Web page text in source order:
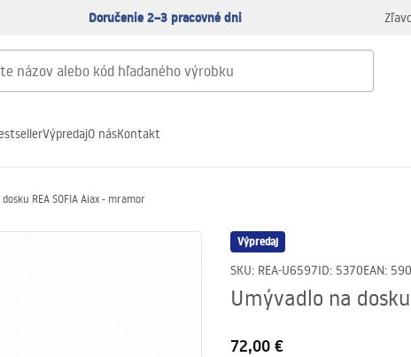
Doručenie 2–3 pracovné dni
VýpredajO násKontakt
REA SOFIA Aiax - mramor
Výpredaj
SKU: REA-U6597ID: 5370EAN:
Umývadlo na
72,00 €